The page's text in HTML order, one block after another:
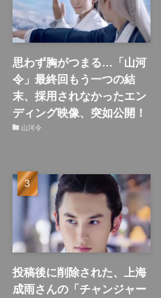
思わず胸がつまる…「山河
令」最終回もう一つの結
末、採用されなかったエン
ディング映像、突如公開！
山河令
投稿後に削除された、上海
成雨さんの「チャンジャー